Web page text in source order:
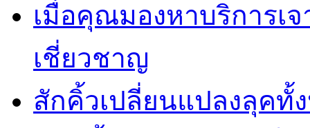
เมื่อคุณมองหาบริการเ
เชี่ยวชาญ
สักคิ้วเปลี่ยนแปลงลุคทั้